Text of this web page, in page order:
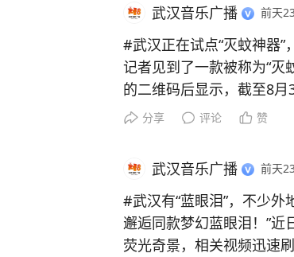
招办负责人做客直播间、
汉广播电视台#高校##招
武汉音乐广播 前天
#武汉正在试点“灭蚊神器
记者见到了一款被称为“灭
的二维码后显示，截至8
蚊虫847只。生产企业透
分享 评论 赞
武汉音乐广播 前天
#武汉有“蓝眼泪”，不少
邂逅同款梦幻蓝眼泪！”近
荧光奇景，相关视频迅速